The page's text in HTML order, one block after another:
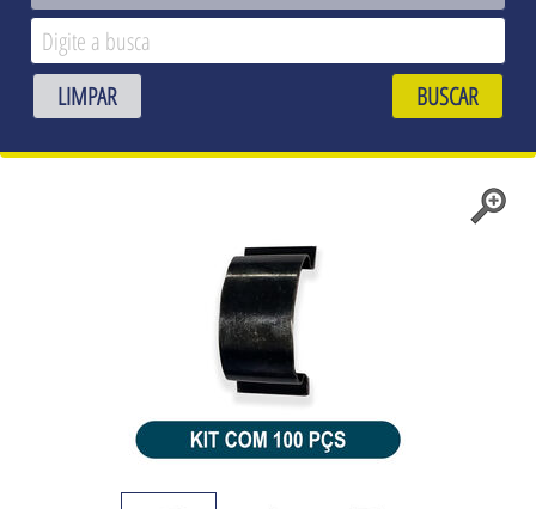
LIMPAR BUSCAR